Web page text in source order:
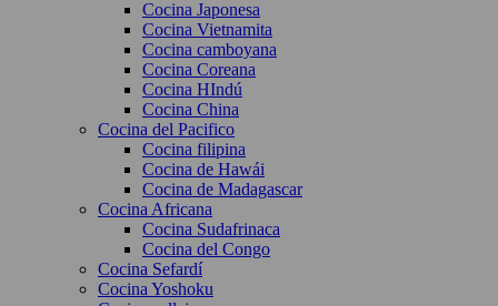
Cocina Japonesa
Cocina Vietnamita
Cocina camboyana
Cocina Coreana
Cocina HIndú
Cocina China
Cocina del Pacifico
Cocina filipina
Cocina de Hawái
Cocina de Madagascar
Cocina Africana
Cocina Sudafrinaca
Cocina del Congo
Cocina Sefardí
Cocina Yoshoku